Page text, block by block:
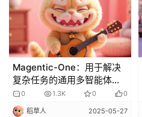
Magentic-One：用于解决
复杂任务的通用多智能体系
统0 1.3K 0 0
稻草人 2025-05-27